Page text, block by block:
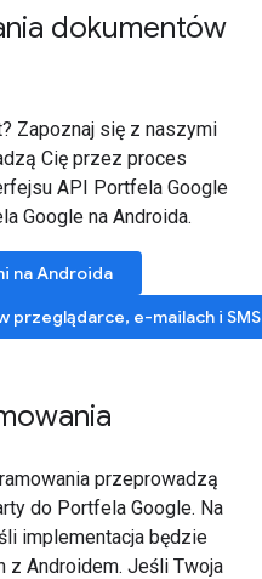
dokumentów
Zapoznaj się z naszymi
Cię przez proces
API Portfela Google
Google na Androida.
na Androida
przeglądarce, e-mailach i
przeprowadzą
do Portfela Google. Na
implementacja będzie
z Androidem. Jeśli Twoja